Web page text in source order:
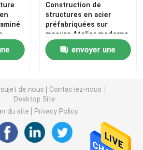
Construction de
structures en acier
préfabriquées sur
mesure Atelier moderne
envoyer une
de nous
Contactez-nous
Desktop Site
du site
Privacy Policy